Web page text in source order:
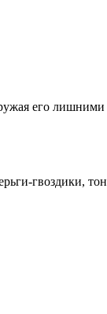
его лишними
гвоздики,